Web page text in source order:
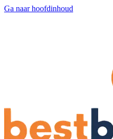
Ga naar hoofdinhoud